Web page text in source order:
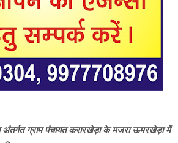
अंतर्गत ग्राम पंचायत करारखेड़ा के मजरा ऊमरखेड़ा में